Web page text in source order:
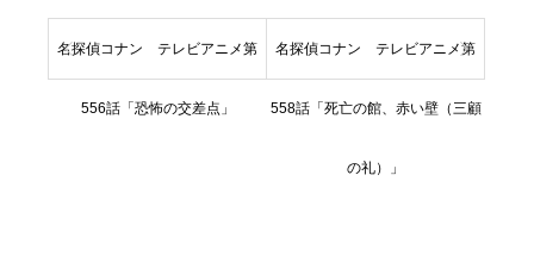
名探偵コナン テレビアニメ第
556話「恐怖の交差点」
名探偵コナン テレビアニメ第
558話「死亡の館、赤い壁（三顧
の礼）」